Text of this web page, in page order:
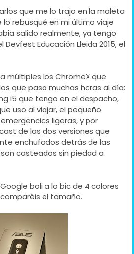
que me lo trajo en la maleta
lo rebusqué en mi último viaje
salido realmente, ya tengo
Educación Lleida 2015, el
múltiples los ChromeX que
que paso muchas horas al día:
i5 que tengo en el despacho,
uso al viajar, el pequeño
ligeras, y por
de las dos versiones que
enchufados detrás de las
casteados sin piedad a
boli a lo bic de 4 colores
el tamaño.